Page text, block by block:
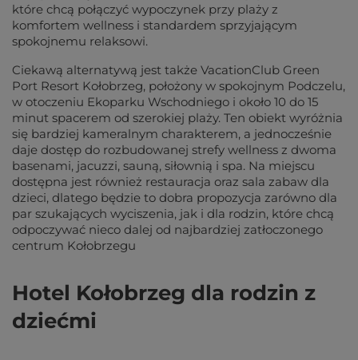
które chcą połączyć wypoczynek przy plaży z
komfortem wellness i standardem sprzyjającym
spokojnemu relaksowi.
Ciekawą alternatywą jest także VacationClub Green
Port Resort Kołobrzeg, położony w spokojnym Podczelu,
w otoczeniu Ekoparku Wschodniego i około 10 do 15
minut spacerem od szerokiej plaży. Ten obiekt wyróżnia
się bardziej kameralnym charakterem, a jednocześnie
daje dostęp do rozbudowanej strefy wellness z dwoma
basenami, jacuzzi, sauną, siłownią i spa. Na miejscu
dostępna jest również restauracja oraz sala zabaw dla
dzieci, dlatego będzie to dobra propozycja zarówno dla
par szukających wyciszenia, jak i dla rodzin, które chcą
odpoczywać nieco dalej od najbardziej zatłoczonego
centrum Kołobrzegu
Hotel Kołobrzeg dla rodzin z
dziećmi